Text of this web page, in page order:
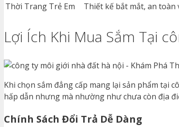
Thời Trang Trẻ Em
Thiết kế bắt mắt, an toàn
Lợi Ích Khi Mua Sắm Tại
Khi chọn sắm đẳng cấp mang lại sản phẩm tại
hấp dẫn nhưng mà nhường như chưa còn địa
Chính Sách Đổi Trả Dễ Dàng